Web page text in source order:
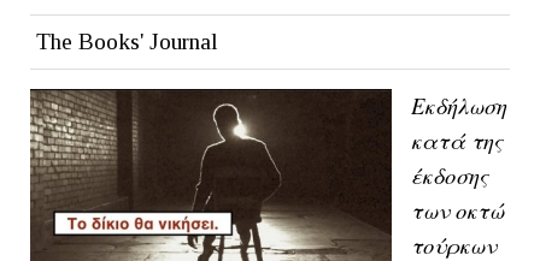
The Books' Journal
Εκδήλωση
κατά της
έκδοσης
των οκτώ
τούρκων